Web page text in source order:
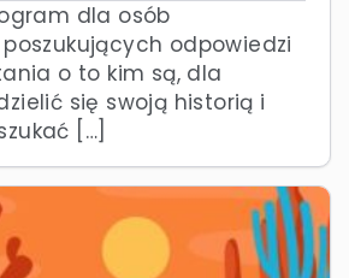
dla osób
odpowiedzi
o to kim są, dla
się swoją historią i
[…]